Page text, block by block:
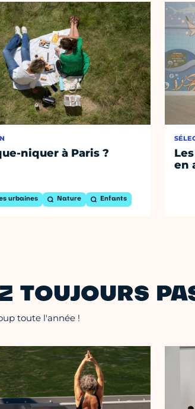
niquer à Paris ?
urbaines Nature Enfants
en
TOUJOURS
toute l'année !